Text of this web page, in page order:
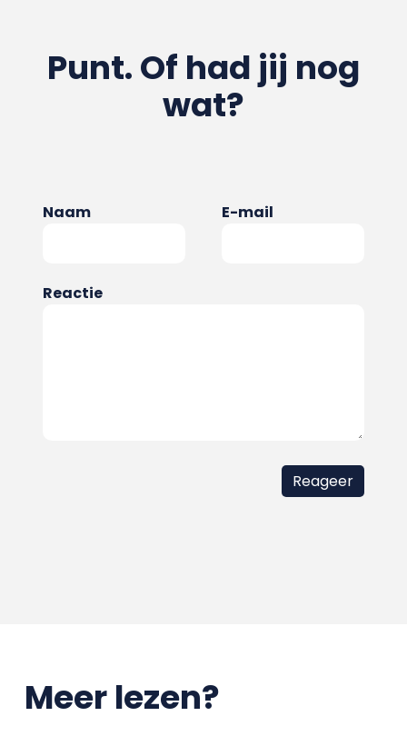
Punt. Of had jij nog
wat?
Naam E-mail
Reactie
Meer lezen?